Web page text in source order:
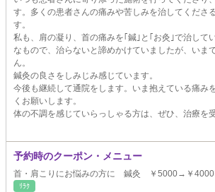
す。多くの患者さんの痛みや苦しみを治してくださ
す。
私も、肩の凝り、首の痛みを｢鍼｣と｢お灸｣で治して
なもので、治らないと諦めかけていましたが、いま
ん。
鍼灸の良さをしみじみ感じています。
今後も継続して通院をします。いま抱えている痛み
くお願いします。
体の不調を感じていらっしゃる方は、ぜひ、治療を
予約時のクーポン・メニュー
首・肩こりにお悩みの方に 鍼灸 ￥5000→￥4000
ﾘﾗｸ